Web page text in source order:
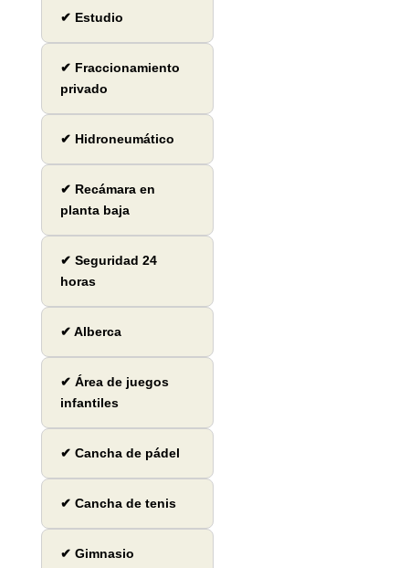
✔ Estudio
✔ Fraccionamiento
privado
✔ Hidroneumático
✔ Recámara en
planta baja
✔ Seguridad 24
horas
✔ Alberca
✔ Área de juegos
infantiles
✔ Cancha de pádel
✔ Cancha de tenis
✔ Gimnasio